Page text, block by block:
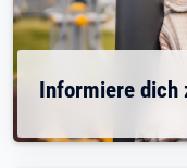
Informiere dich